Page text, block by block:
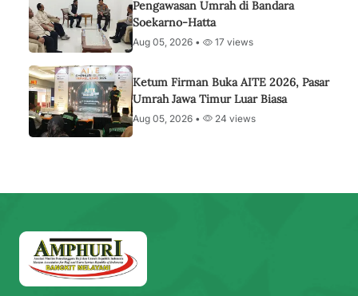
Pengawasan Umrah di Bandara
Soekarno-Hatta
Aug 05, 2026 • 17 views
Ketum Firman Buka AITE 2026, Pasar
Umrah Jawa Timur Luar Biasa
Aug 05, 2026 • 24 views